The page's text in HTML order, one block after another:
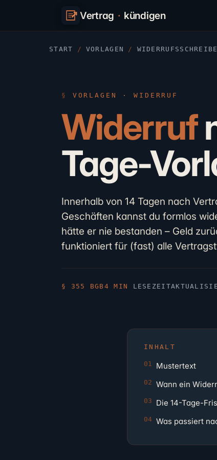
Vertrag · kündigen
START / VORLAGEN /
VORLAGEN · WIDERRUF
Widerruf
Tage-
Innerhalb von 14 Tagen nach
Geschäften kannst du formlos
hätte er nie bestanden – Geld
funktioniert für (fast) alle
§ 355 BGB4 MIN LESEZEIT
INHALT
Mustertext
Wann ein
Die 14-Tage-
Was passiert